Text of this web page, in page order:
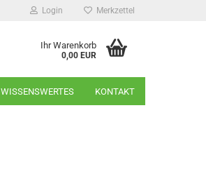
Login Merkzettel
Ihr Warenkorb
0,00 EUR
WISSENSWERTES KONTAKT